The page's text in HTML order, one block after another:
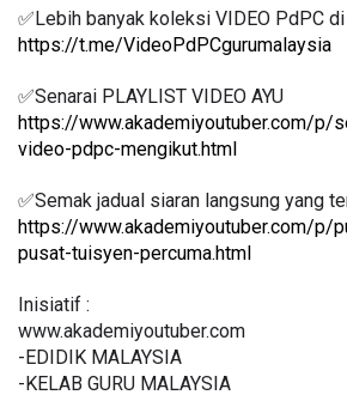
✅Lebih banyak koleksi VIDEO PdPC
https://t.me/VideoPdPCgurumalaysia
✅Senarai PLAYLIST VIDEO AYU
https://www.akademiyoutuber.com/p/
video-pdpc-mengikut.html
✅Semak jadual siaran langsung yang
https://www.akademiyoutuber.com/p/
pusat-tuisyen-percuma.html
Inisiatif :
www.akademiyoutuber.com
-EDIDIK MALAYSIA
-KELAB GURU MALAYSIA